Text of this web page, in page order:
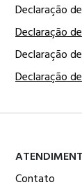
Declaração
Declaração
Declaração
Declaração
Contato